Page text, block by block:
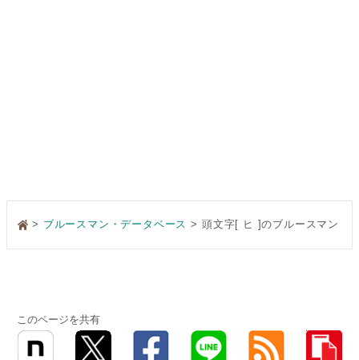
> ブルースマン・データベース 頭文字[ ヒ ]のブルースマン
このページを共有